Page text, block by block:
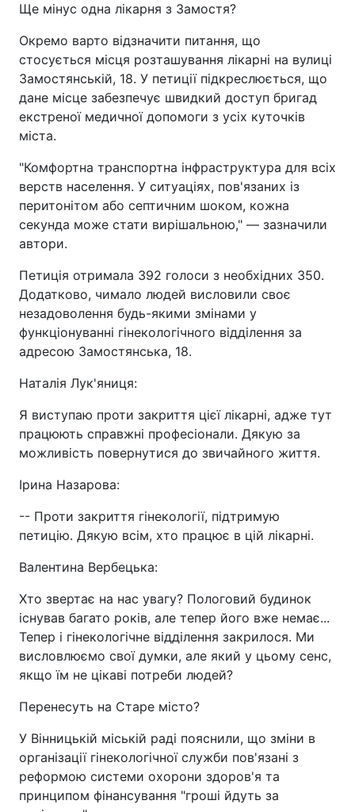
Ще мінус одна лікарня з Замостя?
Окремо варто відзначити питання, що
стосується місця розташування лікарні на вулиці
Замостянській, 18. У петиції підкреслюється, що
дане місце забезпечує швидкий доступ бригад
екстреної медичної допомоги з усіх куточків
міста.
"Комфортна транспортна інфраструктура для всіх
верств населення. У ситуаціях, пов'язаних із
перитонітом або септичним шоком, кожна
секунда може стати вирішальною," — зазначили
автори.
Петиція отримала 392 голоси з необхідних 350.
Додатково, чимало людей висловили своє
незадоволення будь-якими змінами у
функціонуванні гінекологічного відділення за
адресою Замостянська, 18.
Наталія Лук'яниця:
Я виступаю проти закриття цієї лікарні, адже тут
працюють справжні професіонали. Дякую за
можливість повернутися до звичайного життя.
Ірина Назарова:
-- Проти закриття гінекології, підтримую
петицію. Дякую всім, хто працює в цій лікарні.
Валентина Вербецька:
Хто звертає на нас увагу? Пологовий будинок
існував багато років, але тепер його вже немає...
Тепер і гінекологічне відділення закрилося. Ми
висловлюємо свої думки, але який у цьому сенс,
якщо їм не цікаві потреби людей?
Перенесуть на Старе місто?
У Вінницькій міській раді пояснили, що зміни в
організації гінекологічної служби пов'язані з
реформою системи охорони здоров'я та
принципом фінансування "гроші йдуть за